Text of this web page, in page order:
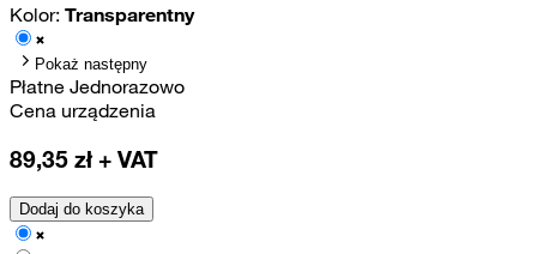
Kolor: Transparentny
Pokaż następny
Płatne Jednorazowo
Cena urządzenia
89,35 zł + VAT
Dodaj do koszyka